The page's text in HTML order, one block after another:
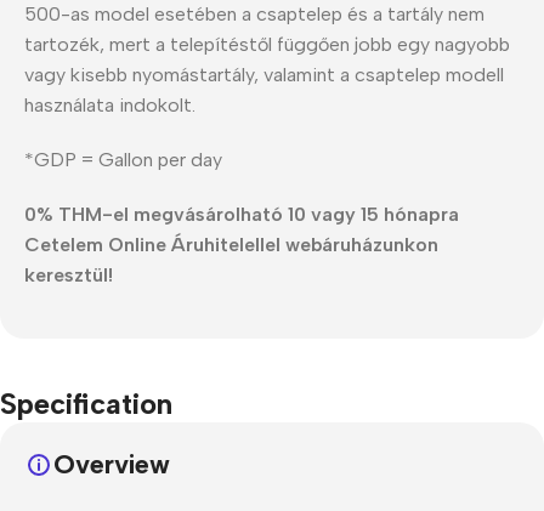
500-as model esetében a csaptelep és a tartály nem
tartozék, mert a telepítéstől függően jobb egy nagyobb
vagy kisebb nyomástartály, valamint a csaptelep modell
használata indokolt.
*GDP = Gallon per day
0% THM-el megvásárolható 10 vagy 15 hónapra
Cetelem Online Áruhitelellel webáruházunkon
keresztül!
Specification
Overview